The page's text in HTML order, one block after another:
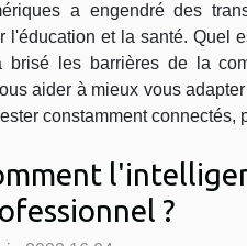
a engendré des
et la santé. Quel
les barrières de la
aider à mieux vous
constamment connectés,
?